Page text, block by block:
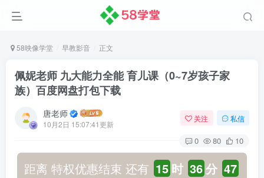
58映像学堂 早教影音 正文
佩妮老师 九大能力全能 育儿课（0~7岁孩子家
族）百度网盘打包下载
唐老师
10月2日 15:07:41更新
关注 私信
0 80 10
距离 特权优惠结束 还有 15 时 36分 46